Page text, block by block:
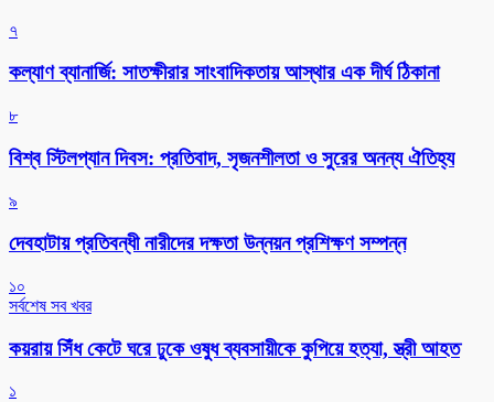
৭
কল্যাণ ব্যানার্জি: সাতক্ষীরার সাংবাদিকতায় আস্থার এক দীর্ঘ ঠিকানা
৮
বিশ্ব স্টিলপ্যান দিবস: প্রতিবাদ, সৃজনশীলতা ও সুরের অনন্য ঐতিহ্য
৯
দেবহাটায় প্রতিবন্ধী নারীদের দক্ষতা উন্নয়ন প্রশিক্ষণ সম্পন্ন
১০
সর্বশেষ সব খবর
কয়রায় সিঁধ কেটে ঘরে ঢুকে ওষুধ ব্যবসায়ীকে কুপিয়ে হত্যা, স্ত্রী আহত
১